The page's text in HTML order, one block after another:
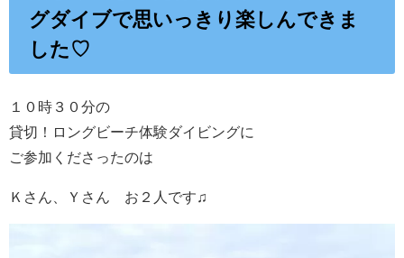
グダイブで思いっきり楽しんできま
した♡
１０時３０分の
貸切！ロングビーチ体験ダイビングに
ご参加くださったのは
Ｋさん、Ｙさん お２人です♫